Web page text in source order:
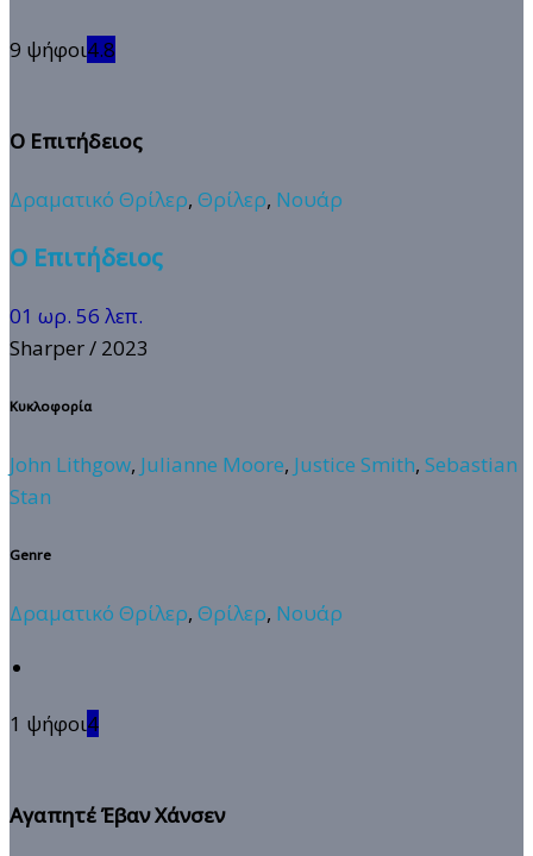
9 ψήφοι4.8
Ο Επιτήδειος
Δραματικό Θρίλερ, Θρίλερ, Νουάρ
Ο Επιτήδειος
01 ωρ. 56 λεπ.
Sharper/ 2023
Κυκλοφορία
John Lithgow, Julianne Moore, Justice Smith, Sebastian
Stan
Genre
Δραματικό Θρίλερ, Θρίλερ, Νουάρ
1 ψήφοι4
Αγαπητέ Έβαν Χάνσεν